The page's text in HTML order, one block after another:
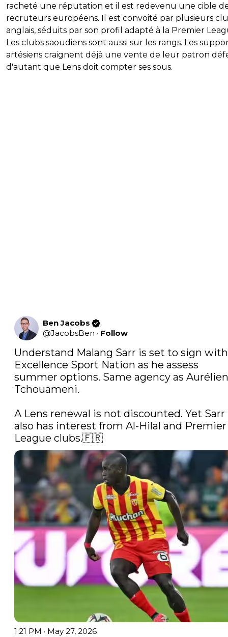
racheté une réputation et il est redevenu une cible
recruteurs européens. Il est convoité par plusieurs
anglais, séduits par son profil adapté à la Premier
Les clubs saoudiens sont aussi sur les rangs. Les
artésiens craignent déjà une vente de leur patron
d'autant que Lens doit compter ses sous.
Ben Jacobs
@JacobsBen · Follow
Understand Malang Sarr is set to sign with
Excellence Sport Nation as he assess
summer options. Same agency as Aurélien
Tchouameni.
A Lens renewal is not discounted. Yet Sarr
also has interest from Al-Hilal and Premier
League clubs.🇫🇷
1:21 PM · May 27, 2026